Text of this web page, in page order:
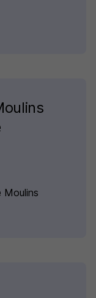
Moulins